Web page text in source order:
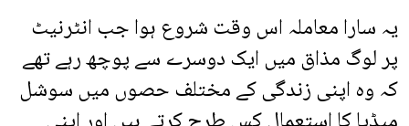
یہ سارا معاملہ اس وقت شروع ہوا جب انٹرنیٹ
پر لوگ مذاق میں ایک دوسرے سے پوچھ رہے تھے
کہ وہ اپنی زندگی کے مختلف حصوں میں سوشل